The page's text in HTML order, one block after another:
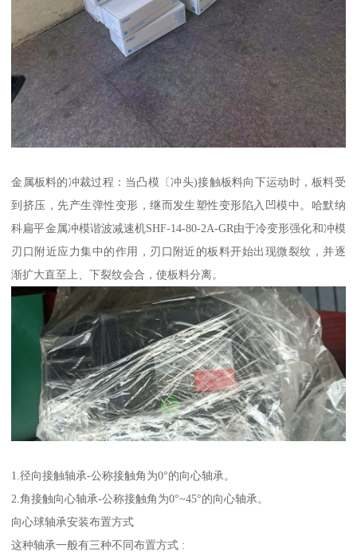
金属板料的冲裁过程：当凸模〔冲头)接触板料向下运动时，板料受
到挤压，先产生弹性变形，继而发生塑性变形陷入凹模中。哈默纳
科扁平金属冲模谐波减速机SHF-14-80-2A-GR由于冷变形强化和冲模
刃口附近应力集中的作用，刃口附近的板料开始出现微裂纹，并逐
渐扩大直至上、下裂纹会合，使板料分离。
1.径向接触轴承-公称接触角为0°的向心轴承。
2.角接触向心轴承-公称接触角为0°~45°的向心轴承。
向心球轴承安装布置方式
这种轴承一般有三种不同布置方式 :